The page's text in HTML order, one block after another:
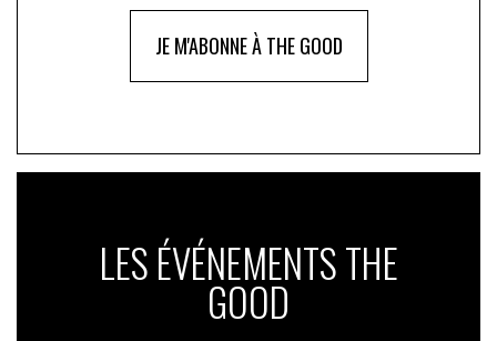
JE M'ABONNE À THE GOOD
LES ÉVÉNEMENTS THE
GOOD